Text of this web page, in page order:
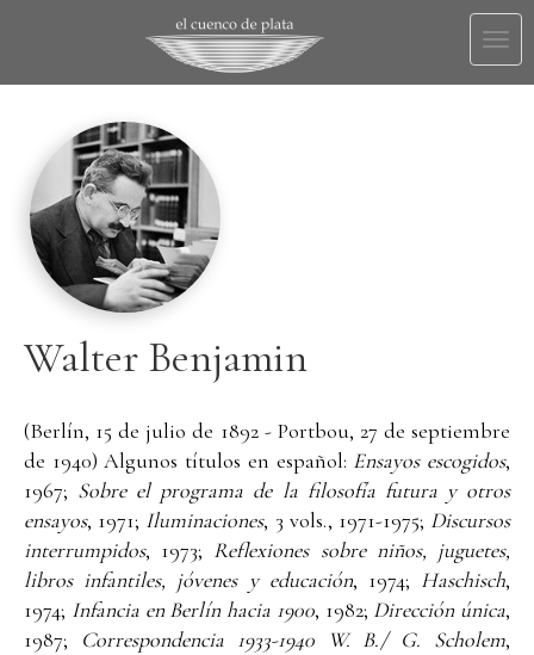
Walter Benjamin
(Berlín, 15 de julio de 1892 - Portbou, 27 de septiembre
de 1940) Algunos títulos en español: Ensayos escogidos,
1967; Sobre el programa de la filosofía futura y otros
ensayos, 1971; Iluminaciones, 3 vols., 1971-1975; Discursos
interrumpidos, 1973; Reflexiones sobre niños, juguetes,
libros infantiles, jóvenes y educación, 1974; Haschisch,
1974; Infancia en Berlín hacia 1900, 1982; Dirección única,
1987; Correspondencia 1933-1940 W. B./ G. Scholem,